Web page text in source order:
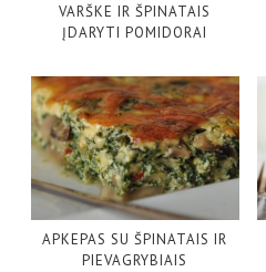
VARŠKE IR ŠPINATAIS
ĮDARYTI POMIDORAI
APKEPAS SU ŠPINATAIS IR
PIEVAGRYBIAIS